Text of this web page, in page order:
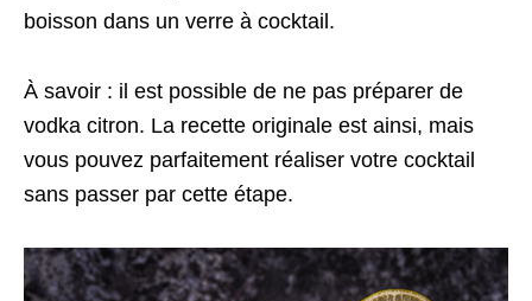
boisson dans un verre à cocktail.
À savoir : il est possible de ne pas préparer de
vodka citron. La recette originale est ainsi, mais
vous pouvez parfaitement réaliser votre cocktail
sans passer par cette étape.